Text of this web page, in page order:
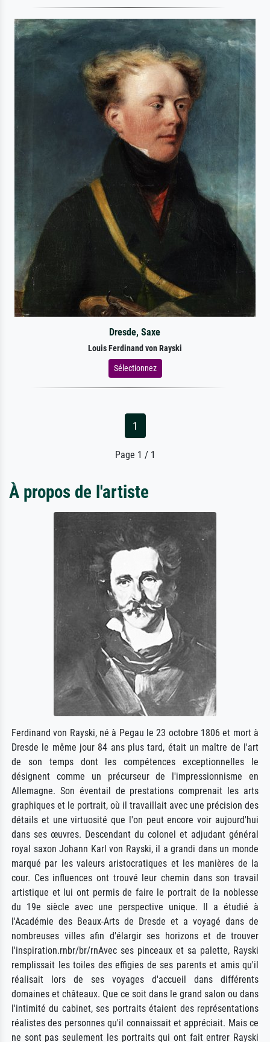
Dresde, Saxe
Louis Ferdinand von Rayski
Sélectionnez
1
Page 1 / 1
À propos de l'artiste
Ferdinand von Rayski, né à Pegau le 23 octobre 1806 et mort à
Dresde le même jour 84 ans plus tard, était un maître de l'art
de son temps dont les compétences exceptionnelles le
désignent comme un précurseur de l'impressionnisme en
Allemagne. Son éventail de prestations comprenait les arts
graphiques et le portrait, où il travaillait avec une précision des
détails et une virtuosité que l'on peut encore voir aujourd'hui
dans ses œuvres. Descendant du colonel et adjudant général
royal saxon Johann Karl von Rayski, il a grandi dans un monde
marqué par les valeurs aristocratiques et les manières de la
cour. Ces influences ont trouvé leur chemin dans son travail
artistique et lui ont permis de faire le portrait de la noblesse
du 19e siècle avec une perspective unique. Il a étudié à
l'Académie des Beaux-Arts de Dresde et a voyagé dans de
nombreuses villes afin d'élargir ses horizons et de trouver
l'inspiration.rnbr/br/rnAvec ses pinceaux et sa palette, Rayski
remplissait les toiles des effigies de ses parents et amis qu'il
réalisait lors de ses voyages d'accueil dans différents
domaines et châteaux. Que ce soit dans le grand salon ou dans
l'intimité du cabinet, ses portraits étaient des représentations
réalistes des personnes qu'il connaissait et appréciait. Mais ce
ne sont pas seulement les portraits qui ont fait entrer Rayski